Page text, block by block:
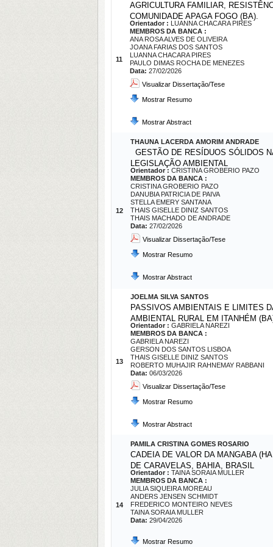
11
AGRICULTURA FAMILIAR,
COMUNIDADE APAGA FOGO (BA).
Orientador : LUANNA CHACARA PIRES
MEMBROS DA BANCA :
ANA ROSA ALVES DE OLIVEIRA
JOANA FARIAS DOS SANTOS
LUANNA CHACARA PIRES
PAULO DIMAS ROCHA DE MENEZES
Data: 27/02/2026
Visualizar Dissertação/Tese
Mostrar Resumo
Mostrar Abstract
12
THAUNA LACERDA AMORIM ANDRADE
GESTÃO DE RESÍDUOS SÓLIDOS
LEGISLAÇÃO AMBIENTAL
Orientador : CRISTINA GROBERIO PAZO
MEMBROS DA BANCA :
CRISTINA GROBERIO PAZO
DANUBIA PATRICIA DE PAIVA
STELLA EMERY SANTANA
THAIS GISELLE DINIZ SANTOS
THAIS MACHADO DE ANDRADE
Data: 27/02/2026
Visualizar Dissertação/Tese
Mostrar Resumo
Mostrar Abstract
13
JOELMA SILVA SANTOS
PASSIVOS AMBIENTAIS E LIMITES
AMBIENTAL RURAL EM ITANHÉM
Orientador : GABRIELA NAREZI
MEMBROS DA BANCA :
GABRIELA NAREZI
GERSON DOS SANTOS LISBOA
THAIS GISELLE DINIZ SANTOS
ROBERTO MUHAJIR RAHNEMAY RABBANI
Data: 06/03/2026
Visualizar Dissertação/Tese
Mostrar Resumo
Mostrar Abstract
14
PAMILA CRISTINA GOMES ROSARIO
CADEIA DE VALOR DA MANGABA
DE CARAVELAS, BAHIA, BRASIL
Orientador : TAINA SORAIA MULLER
MEMBROS DA BANCA :
JULIA SIQUEIRA MOREAU
ANDERS JENSEN SCHMIDT
FREDERICO MONTEIRO NEVES
TAINA SORAIA MULLER
Data: 29/04/2026
Mostrar Resumo